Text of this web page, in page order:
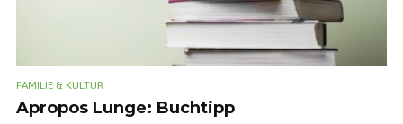
FAMILIE & KULTUR
Apropos Lunge: Buchtipp